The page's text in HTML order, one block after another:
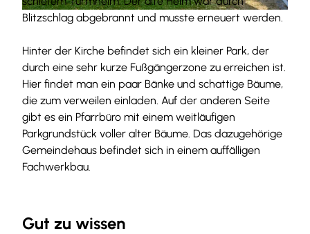
© Anna Meurer |CC-BY-SA
Blitzschlag abgebrannt und musste erneuert werden.
Hinter der Kirche befindet sich ein kleiner Park, der
durch eine sehr kurze Fußgängerzone zu erreichen ist.
Hier findet man ein paar Bänke und schattige Bäume,
die zum verweilen einladen. Auf der anderen Seite
gibt es ein Pfarrbüro mit einem weitläufigen
Parkgrundstück voller alter Bäume. Das dazugehörige
Gemeindehaus befindet sich in einem auffälligen
Fachwerkbau.
Gut zu wissen